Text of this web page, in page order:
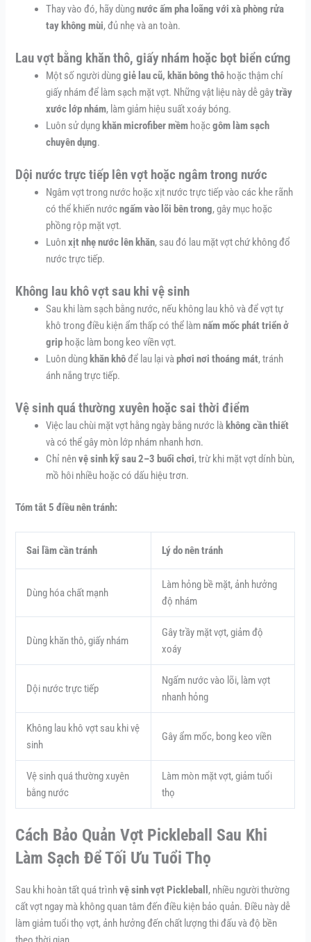
Thay vào đó, hãy dùngnước ấm pha loãng với xà phòng rửa
tay không mùi, đủ nhẹ và an toàn.
Lau vợt bằng khăn thô, giấy nhám hoặc bọt biển cứng
Một số người dùnggiẻ lau cũ, khăn bông thô hoặc thậm chí
giấy nhám để làm sạch mặt vợt. Những vật liệu này dễ gâytrầy
xước lớp nhám, làm giảm hiệu suất xoáy bóng.
Luôn sử dụng khăn microfiber mềm hoặcgôm làm sạch
chuyên dụng.
Dội nước trực tiếp lên vợt hoặc ngâm trong nước
Ngâm vợt trong nước hoặc xịt nước trực tiếp vào các khe rãnh
có thể khiến nướcngấm vào lõi bên trong, gây mục hoặc
phồng rộp mặt vợt.
Luônxịt nhẹ nước lên khăn, sau đó lau mặt vợt chứ không đổ
nước trực tiếp.
Không lau khô vợt sau khi vệ sinh
Sau khi làm sạch bằng nước, nếu không lau khô và để vợt tự
khô trong điều kiện ẩm thấp có thể làmnấm mốc phát triển ở
grip hoặc làm bong keo viền vợt.
Luôn dùng khăn khôđể lau lại vàphơi nơi thoáng mát, tránh
ánh nắng trực tiếp.
Vệ sinh quá thường xuyên hoặc sai thời điểm
Việc lau chùi mặt vợt hằng ngày bằng nước là không cần thiết
và có thể gây mòn lớp nhám nhanh hơn.
Chỉ nênvệ sinh kỹ sau 2–3 buổi chơi, trừ khi mặt vợt dính bùn,
mồ hôi nhiều hoặc có dấu hiệu trơn.
Tóm tắt 5 điều nên tránh:
Sai lầm cần tránh Lý do nên tránh
Dùng hóa chất mạnh
Làm hỏng bề mặt, ảnh hưởng
độ nhám
Dùng khăn thô, giấy nhám
Gây trầy mặt vợt, giảm độ
xoáy
Dội nước trực tiếp
Ngấm nước vào lõi, làm vợt
nhanh hỏng
Không lau khô vợt sau khi vệ
sinh
Gây ẩm mốc, bong keo viền
Vệ sinh quá thường xuyên
bằng nước
Làm mòn mặt vợt, giảm tuổi
thọ
Cách Bảo Quản Vợt Pickleball Sau Khi
Làm Sạch Để Tối Ưu Tuổi Thọ
Sau khi hoàn tất quá trìnhvệ sinh vợt Pickleball , nhiều người thường
cất vợt ngay mà không quan tâm đến điều kiện bảo quản. Điều này dễ
làm giảm tuổi thọ vợt, ảnh hưởng đến chất lượng thi đấu và độ bền